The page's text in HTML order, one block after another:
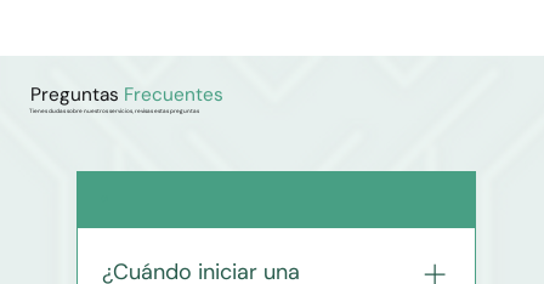
Preguntas Frecuentes
Tienes dudas sobre nuestros servicios, revisas estas preguntas
¿Cuándo iniciar una